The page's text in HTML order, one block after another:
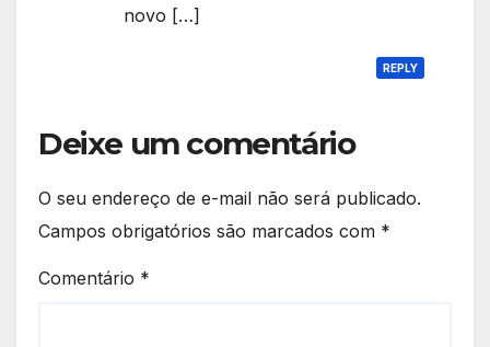
novo […]
REPLY
Deixe um comentário
O seu endereço de e-mail não será publicado.
Campos obrigatórios são marcados com *
Comentário *